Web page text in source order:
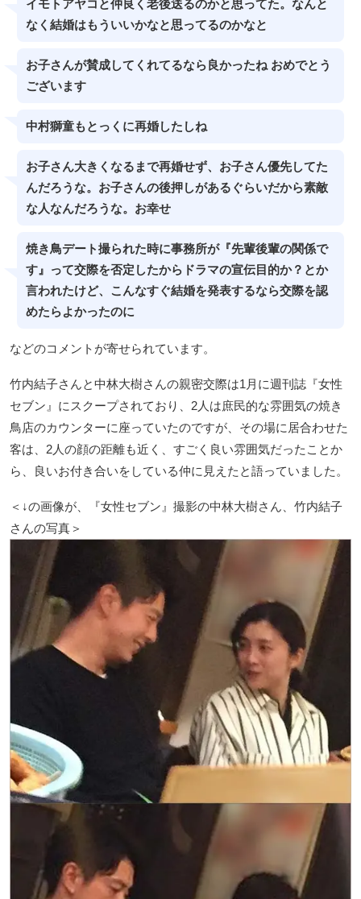
イモトアヤコと仲良く老後送るのかと思ってた。なんと
なく結婚はもういいかなと思ってるのかなと
お子さんが賛成してくれてるなら良かったね おめでとう
ございます
中村獅童もとっくに再婚したしね
お子さん大きくなるまで再婚せず、お子さん優先してた
んだろうな。お子さんの後押しがあるぐらいだから素敵
な人なんだろうな。お幸せ
焼き鳥デート撮られた時に事務所が『先輩後輩の関係で
す』って交際を否定したからドラマの宣伝目的か？とか
言われたけど、こんなすぐ結婚を発表するなら交際を認
めたらよかったのに
などのコメントが寄せられています。
竹内結子さんと中林大樹さんの親密交際は1月に週刊誌『女性
セブン』にスクープされており、2人は庶民的な雰囲気の焼き
鳥店のカウンターに座っていたのですが、その場に居合わせた
客は、2人の顔の距離も近く、すごく良い雰囲気だったことか
ら、良いお付き合いをしている仲に見えたと語っていました。
＜↓の画像が、『女性セブン』撮影の中林大樹さん、竹内結子
さんの写真＞